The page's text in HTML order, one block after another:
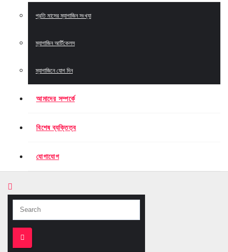
প্রতি মাসের ম্যাগাজিন সংখ্যা
ম্যাগাজিন আর্টিকেলস
ম্যাগাজিনে যোগ দিন
আমাদের সম্পর্কে
বিশেষ ব্যক্তিত্ব
যোগাযোগ